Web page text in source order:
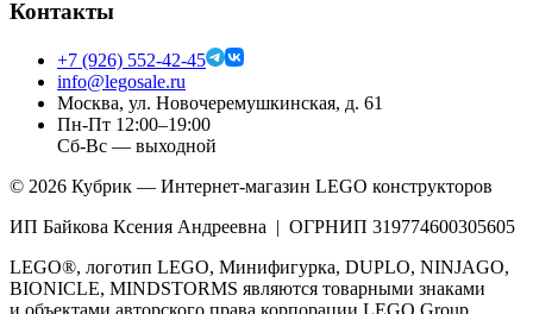
Контакты
+7 (926) 552-42-45
info@legosale.ru
Москва, ул. Новочеремушкинская, д. 61
Пн-Пт 12:00–19:00
Сб-Вс — выходной
© 2026 Кубрик — Интернет-магазин LEGO конструкторов
ИП Байкова Ксения Андреевна | ОГРНИП 319774600305605
LEGO®, логотип LEGO, Минифигурка, DUPLO, NINJAGO,
BIONICLE, MINDSTORMS являются товарными знаками
и объектами авторского права корпорации LEGO Group.